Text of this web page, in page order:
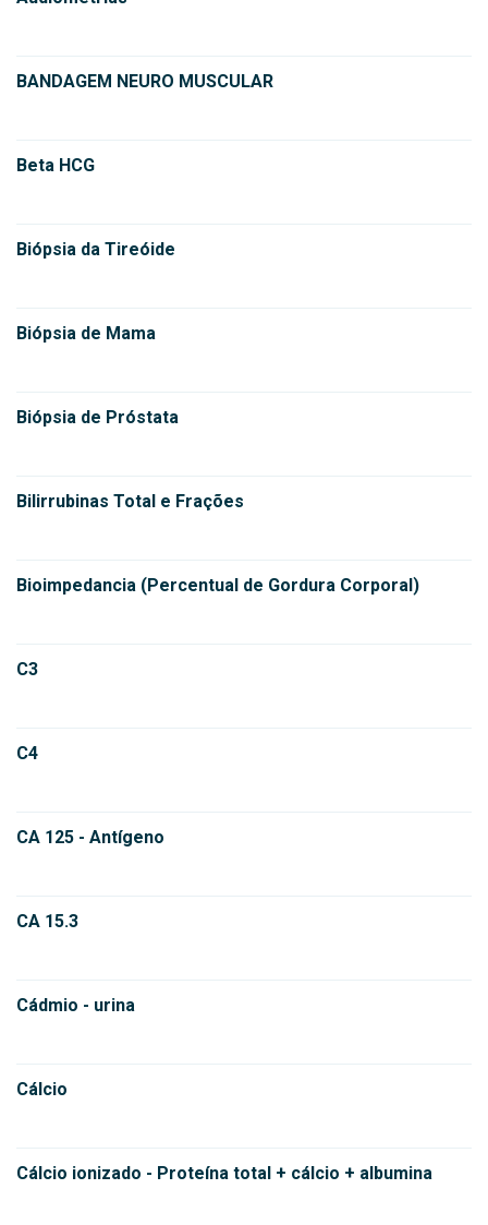
BANDAGEM NEURO MUSCULAR
Beta HCG
Biópsia da Tireóide
Biópsia de Mama
Biópsia de Próstata
Bilirrubinas Total e Frações
Bioimpedancia (Percentual de Gordura Corporal)
C3
C4
CA 125 - Antígeno
CA 15.3
Cádmio - urina
Cálcio
Cálcio ionizado - Proteína total + cálcio + albumina